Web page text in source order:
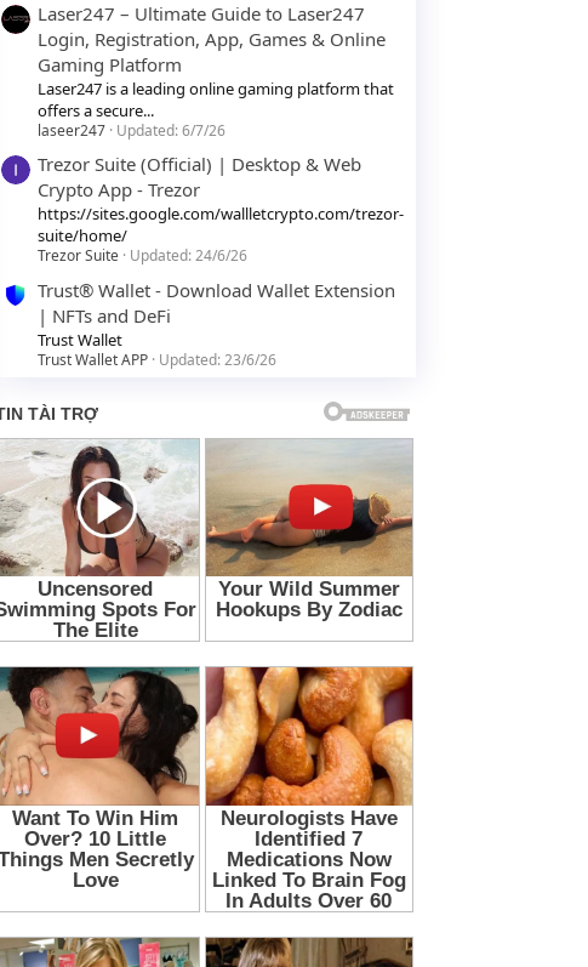
Laser247 – Ultimate Guide to Laser247
Login, Registration, App, Games & Online
Gaming Platform
Laser247 is a leading online gaming platform that
offers a secure...
laseer247 Updated:6/7/26
Trezor Suite (Official) | Desktop & Web
Crypto App - Trezor
https://sites.google.com/wallletcrypto.com/trezor-
suite/home/
Trezor Suite Updated:24/6/26
Trust® Wallet - Download Wallet Extension
| NFTs and DeFi
Trust Wallet
Trust Wallet APP Updated:23/6/26